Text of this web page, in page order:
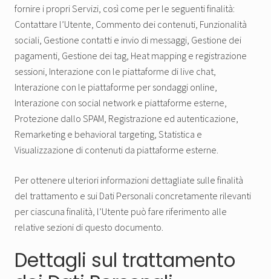
fornire i propri Servizi, così come per le seguenti finalità:
Contattare l’Utente, Commento dei contenuti, Funzionalità
sociali, Gestione contatti e invio di messaggi, Gestione dei
pagamenti, Gestione dei tag, Heat mapping e registrazione
sessioni, Interazione con le piattaforme di live chat,
Interazione con le piattaforme per sondaggi online,
Interazione con social network e piattaforme esterne,
Protezione dallo SPAM, Registrazione ed autenticazione,
Remarketing e behavioral targeting, Statistica e
Visualizzazione di contenuti da piattaforme esterne.
Per ottenere ulteriori informazioni dettagliate sulle finalità
del trattamento e sui Dati Personali concretamente rilevanti
per ciascuna finalità, l’Utente può fare riferimento alle
relative sezioni di questo documento.
Dettagli sul trattamento